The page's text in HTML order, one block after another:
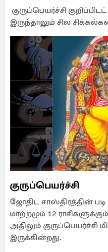
குருப்பெயர்ச்சி
இருந்தாலும் சில
குருப்பெயர்ச்சி
ஜோதிட சாஸ்திரத்தின்
மாற்றமும் 12
அதிலும் குருப்பெயர்ச்சி
இருக்கின்றது.